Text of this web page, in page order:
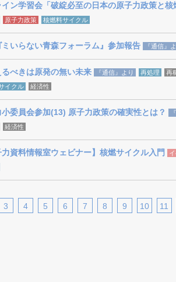
ン学習会「破綻必至の日本の原子力政策と核
原子力政策 核燃料サイクル
ミいらない青森フォーラム』参加報告 『通信』
るべきは原発の無い未来 『通信』より 再処理 再
イクル
経済性
小委員会参加(13) 原子力政策の確実性とは？
経済性
力資料情報室ウェビナー】核燃サイクル入門
3 4 5 6 7 8 9 10 11